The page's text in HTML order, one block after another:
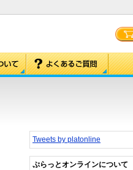
Tweets by platonline
ぷらっとオンラインについて